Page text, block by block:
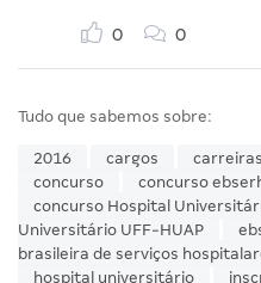
0 0
Tudo que sabemos sobre:
2016 cargos carreiras
concurso
concurso
concurso Hospital
Universitário UFF-HUAP
brasileira de serviços
hospital universitário